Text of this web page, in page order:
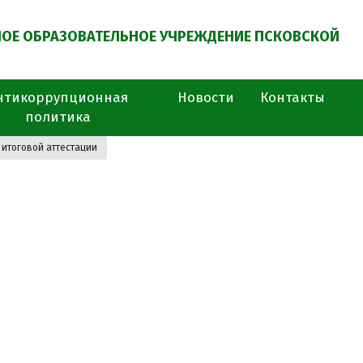
ОБРАЗОВАТЕЛЬНОЕ УЧРЕЖДЕНИЕ ПСКОВСКОЙ
политика
Новости Контакты
аттестации